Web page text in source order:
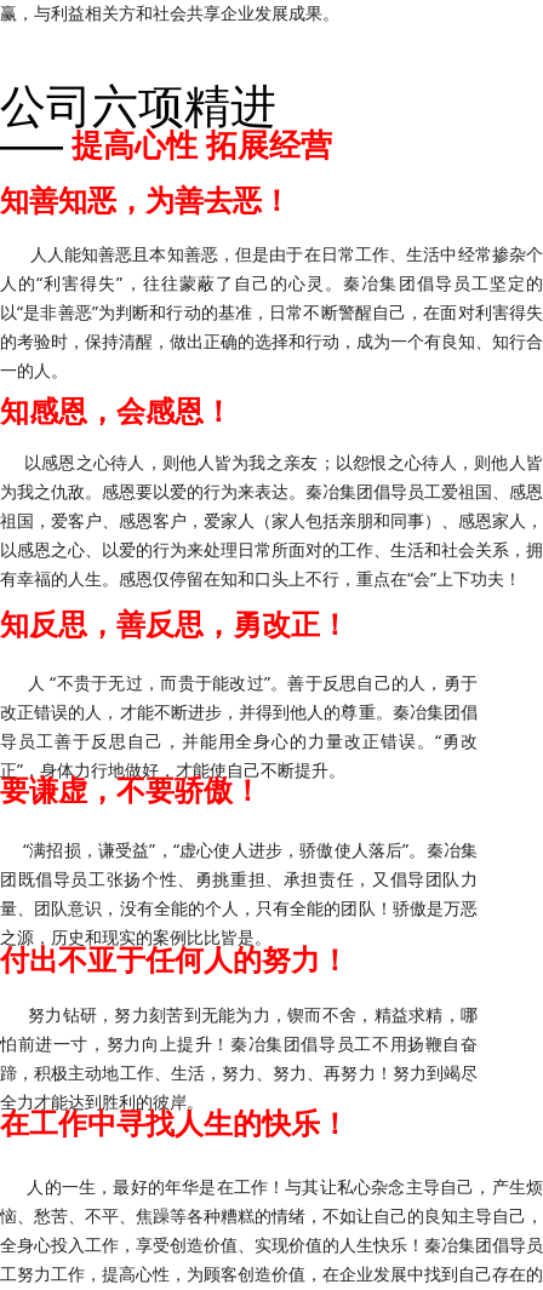
赢，与利益相关方和社会共享企业发展成果。
—— 提高心性 拓展经营
公司六项精进
人人能知善恶且本知善恶，但是由于在日常工作、生活中经常掺杂个
人的“利害得失”，往往蒙蔽了自己的心灵。秦冶集团倡导员工坚定的
以“是非善恶”为判断和行动的基准，日常不断警醒自己，在面对利害得失
的考验时，保持清醒，做出正确的选择和行动，成为一个有良知、知行合
一的人。
知善知恶，为善去恶！
知感恩，会感恩！
以感恩之心待人，则他人皆为我之亲友；以怨恨之心待人，则他人皆
为我之仇敌。感恩要以爱的行为来表达。秦冶集团倡导员工爱祖国、感恩
祖国，爱客户、感恩客户，爱家人（家人包括亲朋和同事）、感恩家人，
以感恩之心、以爱的行为来处理日常所面对的工作、生活和社会关系，拥
有幸福的人生。感恩仅停留在知和口头上不行，重点在“会”上下功夫！
知反思，善反思，勇改正！
人 “不贵于无过，而贵于能改过”。善于反思自己的人，勇于
改正错误的人，才能不断进步，并得到他人的尊重。秦冶集团倡
导员工善于反思自己，并能用全身心的力量改正错误。“勇改
正”，身体力行地做好，才能使自己不断提升。
要谦虚，不要骄傲！
“满招损，谦受益”，“虚心使人进步，骄傲使人落后”。秦冶集
团既倡导员工张扬个性、勇挑重担、承担责任，又倡导团队力
量、团队意识，没有全能的个人，只有全能的团队！骄傲是万恶
之源，历史和现实的案例比比皆是。
付出不亚于任何人的努力！
努力钻研，努力刻苦到无能为力，锲而不舍，精益求精，哪
怕前进一寸，努力向上提升！秦冶集团倡导员工不用扬鞭自奋
蹄，积极主动地工作、生活，努力、努力、再努力！努力到竭尽
全力才能达到胜利的彼岸。
在工作中寻找人生的快乐！
人的一生，最好的年华是在工作！与其让私心杂念主导自己，产生烦
恼、愁苦、不平、焦躁等各种糟糕的情绪，不如让自己的良知主导自己，
全身心投入工作，享受创造价值、实现价值的人生快乐！秦冶集团倡导员
工努力工作，提高心性，为顾客创造价值，在企业发展中找到自己存在的